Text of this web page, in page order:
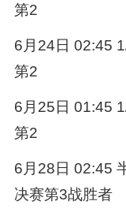
第2
6月24日 02:45
第2
6月25日 01:45
第2
6月28日 02:45
决赛第3战胜者